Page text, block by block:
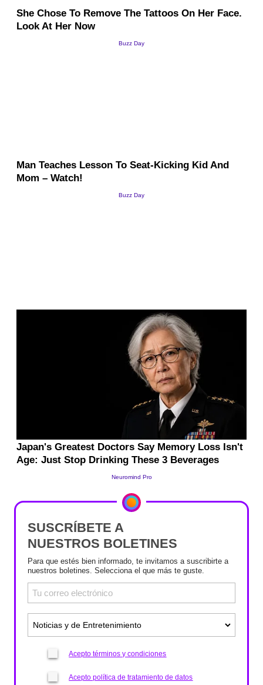
SUSCRÍBETE A
NUESTROS BOLETINES
Para que estés bien informado, te invitamos a suscribirte a
nuestros boletines. Selecciona el que más te guste.
Acepto términos y condiciones
Acepto política de tratamiento de datos